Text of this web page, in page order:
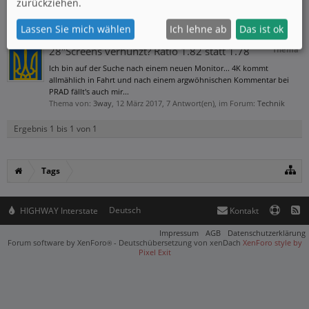
monitor
Thema
28"Screens verhunzt? Ratio 1.82 statt 1.78
Ich bin auf der Suche nach einem neuen Monitor... 4K kommt
allmählich in Fahrt und nach einem argwöhnischen Kommentar bei
PRAD fällt's auch mir...
Thema von: 3way, 12 März 2017, 7 Antwort(en), im Forum: Technik
Ergebnis 1 bis 1 von 1
Tags
HIGHWAY Interstate Deutsch Kontakt
Impressum AGB
Datenschutzerklärung
Forum software by XenForo® - Deutschübersetzung von xenDach XenForo style by
Pixel Exit
Lassen Sie mich wählen Ich lehne ab Das ist ok